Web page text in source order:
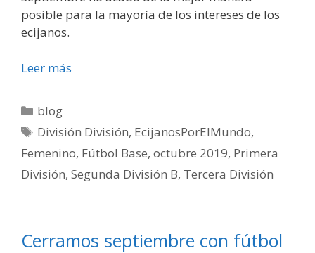
posible para la mayoría de los intereses de los
ecijanos.
Leer más
blog
División División, EcijanosPorElMundo,
Femenino, Fútbol Base, octubre 2019, Primera
División, Segunda División B, Tercera División
Cerramos septiembre con fútbol